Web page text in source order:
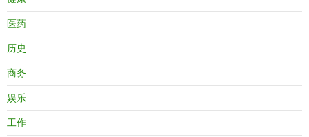
医药
历史
商务
娱乐
工作